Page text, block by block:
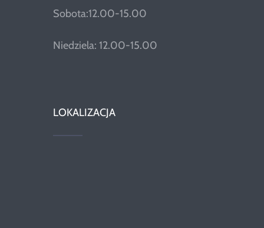
Sobota:12.00-15.00
Niedziela: 12.00-15.00
LOKALIZACJA